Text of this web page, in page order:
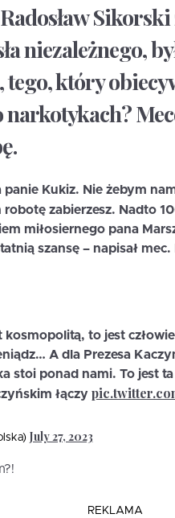
niezależnego,
który
panie Kukiz. Nie żebym
zabierzesz. Nadto
miłosiernego pana
szansę – napisał
kosmopolitą, to jest
A dla Prezesa
stoi ponad nami. To jest
łączy
July 27, 2023
REKLAMA